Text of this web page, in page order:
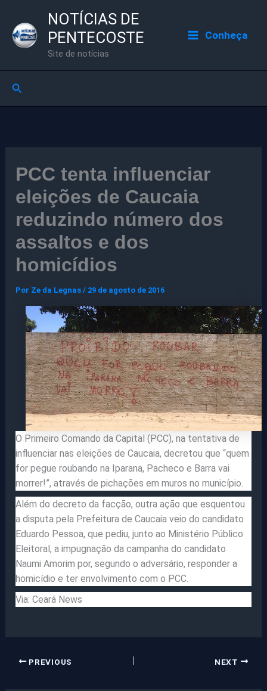
para
NOTÍCIAS DE
PENTECOSTE
Site de notícias
Conheça
Pesquisar
PCC tenta influenciar
eleições de Caucaia
reduzindo número dos
assaltos e dos
homicídios
Por Ze da Legnas/ 29 de agosto de 2016
O Primeiro Comando da Capital (PCC), na tentativa de
influenciar nas eleições de Caucaia, decretou que “quem
for pegue roubando na Iparana, Pacheco e Barra vai
morrer!”, através de pichações em muros no município.
Além do decreto da facção, outra ação que esquentou
a disputa pela Prefeitura de Caucaia veio do candidato
Eduardo Pessoa, que pediu, junto ao Ministério Público
Eleitoral, a impugnação da campanha do candidato
Naumi Amorim por, segundo o adversário, responder a
homicídio e ter envolvimento com o PCC.
Via: Ceará News
PREVIOUS NEXT